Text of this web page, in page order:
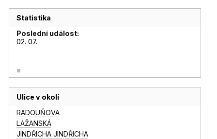
Statistika
Poslední událost:
02. 07.
Ulice v okolí
RADOUŇOVA
LAŽANSKÁ
JINDŘICHA JINDŘICHA